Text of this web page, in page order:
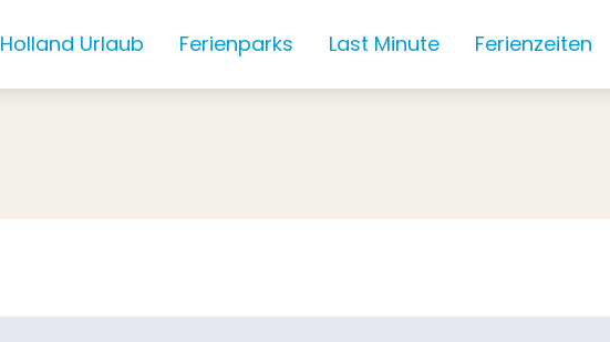
Holland Urlaub Ferienparks Last Minute Ferienzeiten